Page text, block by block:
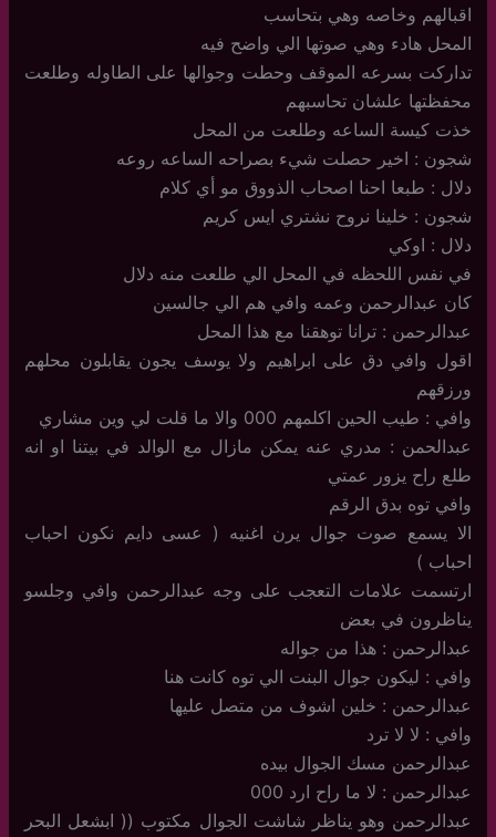
اقبالهم وخاصه وهي بتحاسب
المحل هادء وهي صوتها الي واضح فيه
تداركت بسرعه الموقف وحطت وجوالها على الطاوله وطلعت
محفظتها علشان تحاسبهم
خذت كيسة الساعه وطلعت من المحل
شجون : اخير حصلت شيء بصراحه الساعه روعه
دلال : طبعا احنا اصحاب الذووق مو أي كلام
شجون : خلينا نروح نشتري ايس كريم
دلال : اوكي
في نفس اللحظه في المحل الي طلعت منه دلال
كان عبدالرحمن وعمه وافي هم الي جالسين
عبدالرحمن : ترانا توهقنا مع هذا المحل
اقول وافي دق على ابراهيم ولا يوسف يجون يقابلون محلهم
ورزقهم
وافي : طيب الحين اكلمهم 000 والا ما قلت لي وين مشاري
عبدالحمن : مدري عنه يمكن مازال مع الوالد في بيتنا او انه
طلع راح يزور عمتي
وافي توه بدق الرقم
الا يسمع صوت جوال يرن اغنيه ( عسى دايم نكون احباب
احباب )
ارتسمت علامات التعجب على وجه عبدالرحمن وافي وجلسو
يناظرون في بعض
عبدالرحمن : هذا من جواله
وافي : ليكون جوال البنت الي توه كانت هنا
عبدالرحمن : خلين اشوف من متصل عليها
وافي : لا لا ترد
عبدالرحمن مسك الجوال بيده
عبدالرحمن : لا ما راح ارد 000
عبدالرحمن وهو يناظر شاشت الجوال مكتوب (( ابشعل البحر